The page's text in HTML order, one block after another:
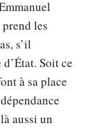
les
s’il
Soit ce
à sa place
aussi un